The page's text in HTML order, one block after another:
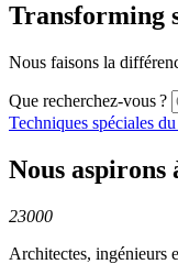
Transforming
Nous faisons la
Que recherchez-vous ?
Techniques spéciales du
Nous aspirons
23000
Architectes, ingénieurs